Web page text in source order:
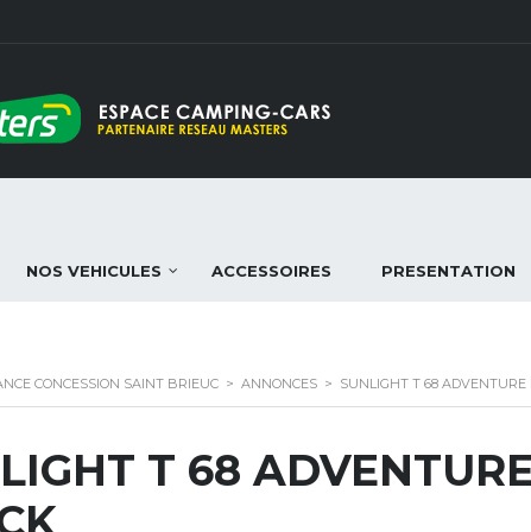
NOS VEHICULES ACCESSOIRES PRESENTATION
CONCESSION SAINT BRIEUC > ANNONCES > SUNLIGHT T 68 ADVENTURE
T 68